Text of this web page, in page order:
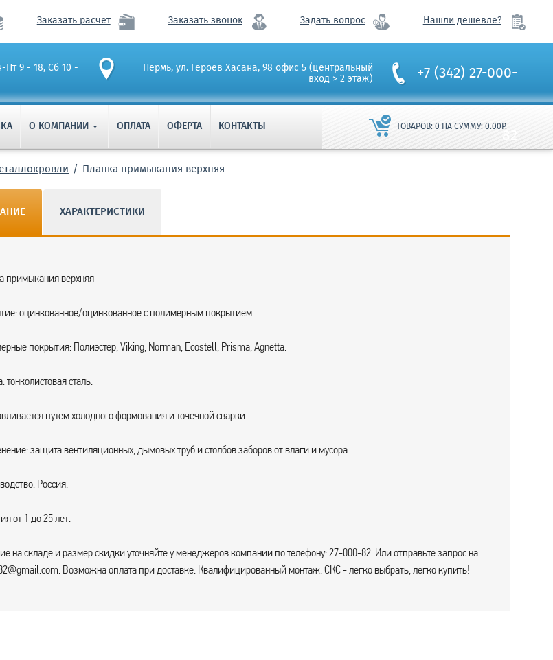
Заказать расчет Заказать звонок Задать вопрос Нашли дешевле?
9 - 18, Сб 10 - Пермь, ул. Героев Хасана, 98 офис 5 (центральный
вход > 2 этаж) +7 (342) 27-000-
82
О КОМПАНИИ  ОПЛАТА ОФЕРТА КОНТАКТЫ ТОВАРОВ:0 НА СУММУ:0.00Р.
Планка примыкания верхняя
ХАРАКТЕРИСТИКИ
примыкания верхняя
оцинкованное/оцинкованное с полимерным покрытием.
покрытия: Полиэстер, Viking, Norman, Ecostell, Prisma, Agnetta.
тонколистовая сталь.
путем холодного формования и точечной сварки.
защита вентиляционных, дымовых труб и столбов заборов от влаги и мусора.
Россия.
от 1 до 25 лет.
на складе и размер скидки уточняйте у менеджеров компании по телефону: 27-000-82. Или отправьте запрос на
Возможна оплата при доставке. Квалифицированный монтаж. СКС - легко выбрать, легко купить!